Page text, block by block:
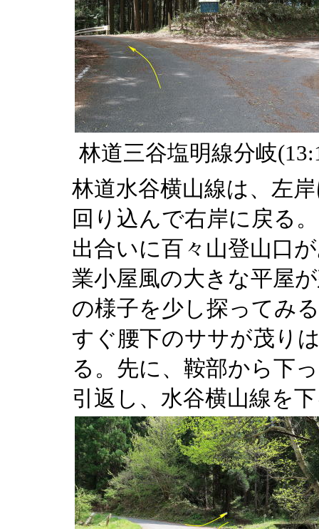
林道三谷塩明線分岐
林道水谷横山線は、左
回り込んで右岸に戻る
出合いに百々山登山口
業小屋風の大きな平屋
の様子を少し探ってみ
すぐ腰下のササが茂り
る。先に、鞍部から下
引返し、水谷横山線を